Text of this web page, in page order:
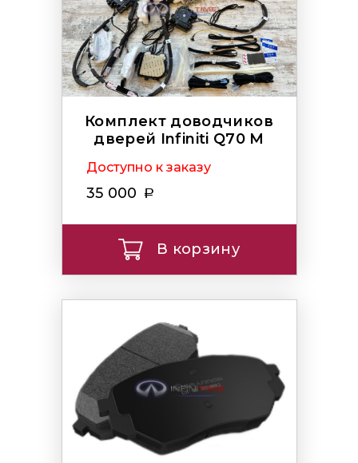
Комплект доводчиков
дверей Infiniti Q70 M
Доступно к заказу
35 000
В корзину